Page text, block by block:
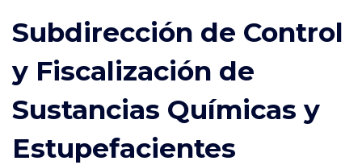
Subdirección de Control
y Fiscalización de
Sustancias Químicas y
Estupefacientes